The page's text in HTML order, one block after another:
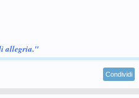
allegria."
Condividi